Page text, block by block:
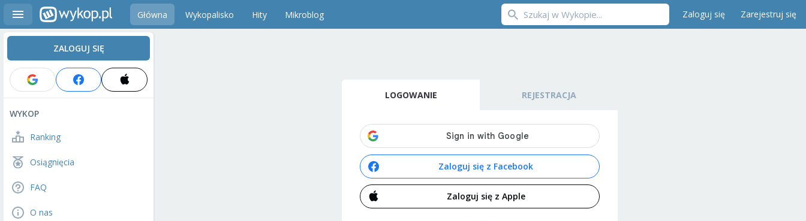
Główna Wykopalisko Hity Mikroblog Zaloguj się Zarejestruj się
ZALOGUJ SIĘ
WYKOP
Ranking
Osiągnięcia
FAQ
O nas
LOGOWANIE REJESTRACJA
Zaloguj się z Facebook
Zaloguj się z Apple